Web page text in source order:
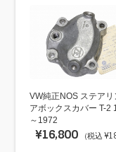
VW純正NOS ステアリ
アボックスカバー T-2
～1972
¥16,800 （税込